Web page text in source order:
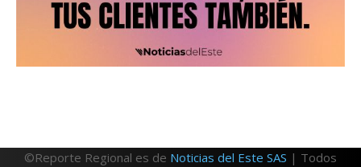
©Reporte Regional es de Noticias del Este SAS | Todos